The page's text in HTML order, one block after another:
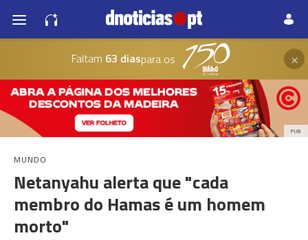
Faltam 63 diaspara os ×
PUB
MUNDO
Netanyahu alerta que "cada
membro do Hamas é um homem
morto"